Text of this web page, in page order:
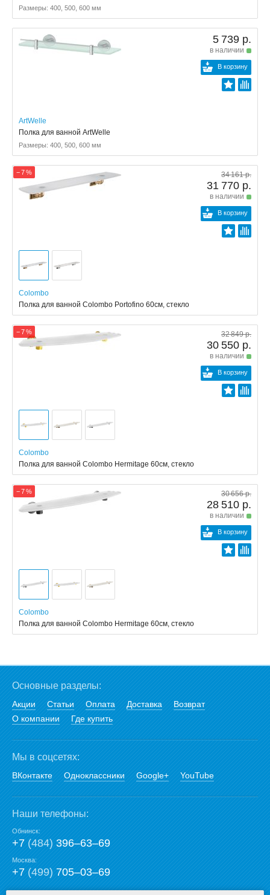
Размеры: 400, 500, 600 мм
5 739 р.
в наличии
В корзину
ArtWelle
Полка для ванной ArtWelle
Размеры: 400, 500, 600 мм
− 7 % 34 161 р.
31 770 р.
в наличии
В корзину
Colombo
Полка для ванной Colombo Portofino 60см, стекло
− 7 % 32 849 р.
30 550 р.
в наличии
В корзину
Colombo
Полка для ванной Colombo Hermitage 60см, стекло
− 7 % 30 656 р.
28 510 р.
в наличии
В корзину
Colombo
Полка для ванной Colombo Hermitage 60см, стекло
Основные разделы:
Акции Статьи Оплата Доставка
Возврат
О компании
Где купить
Мы в соцсетях:
ВКонтакте Одноклассники Google+ YouTube
Наши телефоны:
Обнинск:
+7(484)396‒63‒69
Москва:
+7(499)705‒03‒69